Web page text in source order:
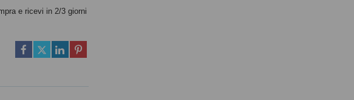
e ricevi in 2/3 giorni